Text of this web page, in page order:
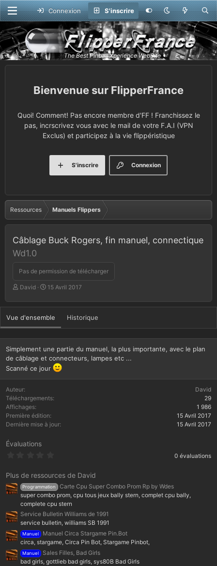
Connexion S'inscrire
FlipperFrance
Quoi! Comment! Pas encore membre d'FF ! Franchissez le
pas, incrscrivez vous avec le mail de votre F.A.I (VPN
Exclus) et participez à la vie flippéristique
Connexion
S'inscrire
Ressources Manuels Flippers
Câblage Buck Rogers, fin manuel, connectique
Wd1.0
Pas de permission de télécharger
A
t
u
r
David
D
t
d
e
c
r
é
n
15 Avril 2017
Vue d'ensemble Historique
Simplement une partie du manuel, la plus importante, avec le plan
de câblage et connecteurs, lampes etc ...
Scanné ce jour
Auteur
David
Téléchargements
29
Affichages
1 986
Première édition
15 Avril 2017
Dernière mise à jour
15 Avril 2017
Évaluations
0
é
t
o
i
l
e
(
)
0 évaluations
Plus de ressources de David
Programmation
Carte Cpu Super Combo Prom Rp by Wdes
super combo prom, cpu tous jeux bally stern, complet cpu bally,
complete cpu stern
Service Bulletin Williams de 1991
service bulletin, williams SB 1991
Manuel
Manuel Circa Stargame Pin.Bot
circa, stargame, Circa Pin Bot, Stargame Pinbot,
Manuel
Sales Filles, Bad Girls
bad girls, gottlieb bad girls, sys80B Bad Girls